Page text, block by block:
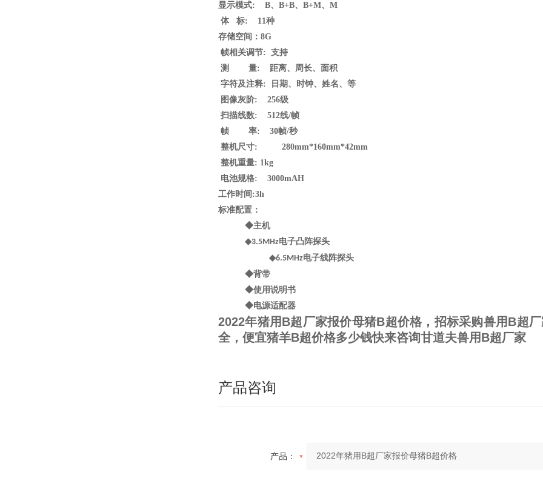
显示模式: B、B+B、B+M、M
体标: 11种
存储空间： 8G
帧相关调节: 支持
测
量: 距离、周长、面积
字符及注释: 日期、时钟、姓名、等
图像灰阶: 256级
扫描线数: 512线/帧
帧 率: 30帧/秒
整机尺寸: 280mm*160mm*42mm
整机重量: 1kg
电池规格: 3000mAH
工作时间 :3h
标准配置：
◆主机
◆3.5MHz电子凸阵探头
◆6.5MHz电子线阵探头
◆背带
◆使用说明书
◆电源适配器
2022年猪用B超厂家报价母猪B超价格 ，招标采购兽用B超
全，便宜猪羊B超价格多少钱快来咨询甘道夫兽用B超厂家
产品咨询
产品：